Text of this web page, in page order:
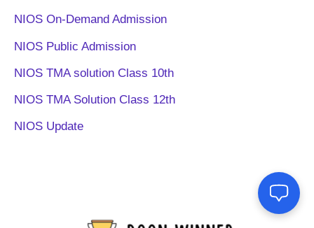
NIOS On-Demand Admission
NIOS Public Admission
NIOS TMA solution Class 10th
NIOS TMA Solution Class 12th
NIOS Update